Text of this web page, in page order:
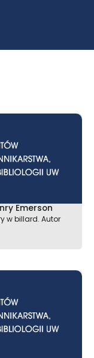
Emerson
w billard. Autor